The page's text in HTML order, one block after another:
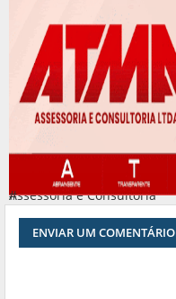
Assessoria e Consultoria
#
ENVIAR UM COMENTÁRIO